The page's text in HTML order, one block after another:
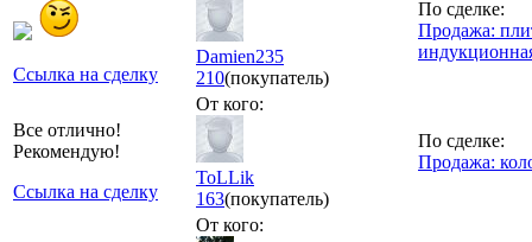
Ссылка на сделку
Damien235
210(покупатель)
По сделке:
Продажа:
Все отлично!
Рекомендую!
Ссылка на сделку
От кого:
ToLLik
163(покупатель)
По сделке:
Продажа:
От кого: